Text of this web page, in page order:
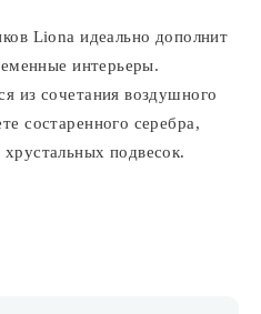
Liona идеально дополнит
интерьеры.
из сочетания воздушного
состаренного серебра,
подвесок.